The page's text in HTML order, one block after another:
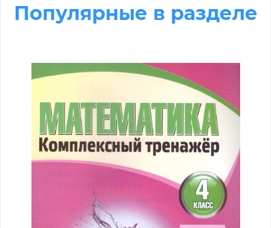
Популярные в разделе